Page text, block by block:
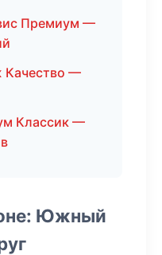
Премиум —
Качество —
Классик —
Южный